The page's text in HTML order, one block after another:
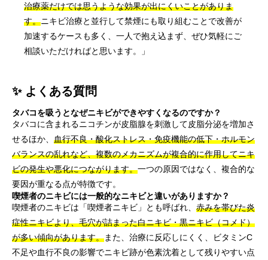
治療薬だけでは思うような効果が出にくいことがありま
す。ニキビ治療と並行して禁煙にも取り組むことで改善が
加速するケースも多く、一人で抱え込まず、ぜひ気軽にご
相談いただければと思います。」
✨ よくある質問
タバコを吸うとなぜニキビができやすくなるのですか？
タバコに含まれるニコチンが皮脂腺を刺激して皮脂分泌を増加さ
せるほか、 血行不良・酸化ストレス・免疫機能の低下・ホルモン
バランスの乱れなど、複数のメカニズムが複合的に作用してニキ
ビの発生や悪化につながります。一つの原因ではなく、複合的な
要因が重なる点が特徴です。
喫煙者のニキビには一般的なニキビと違いがありますか？
喫煙者のニキビは「喫煙者ニキビ」とも呼ばれ、 赤みを帯びた炎
症性ニキビより、毛穴が詰まった白ニキビ・黒ニキビ（コメド）
が多い傾向があります。また、治療に反応しにくく、ビタミンC
不足や血行不良の影響でニキビ跡が色素沈着として残りやすい点